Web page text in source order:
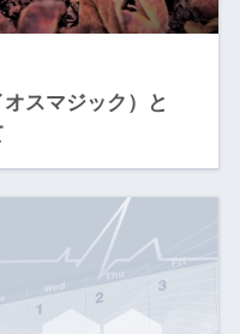
スマジック）と